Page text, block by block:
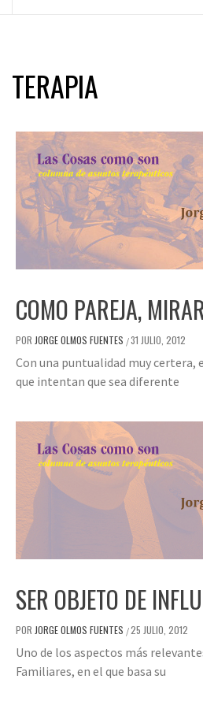
TERAPIA
COMO PAREJA,
POR JORGE OLMOS FUENTES /31 JULIO, 2012
Con una puntualidad muy certera,
que intentan que sea diferente
SER OBJETO DE
POR JORGE OLMOS FUENTES /25 JULIO, 2012
Uno de los aspectos más
Familiares, en el que basa su